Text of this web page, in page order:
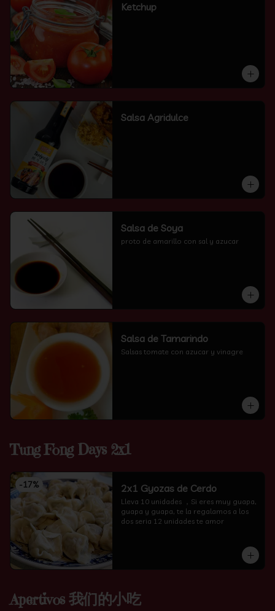
Ketchup
Salsa Agridulce
Salsa de Soya
proto de amarillo con sal y azucar
Salsa de Tamarindo
Salsas tomate con azucar y vinagre
Tung Fong Days 2x1
-17% 2x1 Gyozas de Cerdo
Lleva 10 unidades ，Si eres muy guapa,
guapa y guapa, te la regalamos a los
dos seria 12 unidades te amor
Apertivos 我们的小吃